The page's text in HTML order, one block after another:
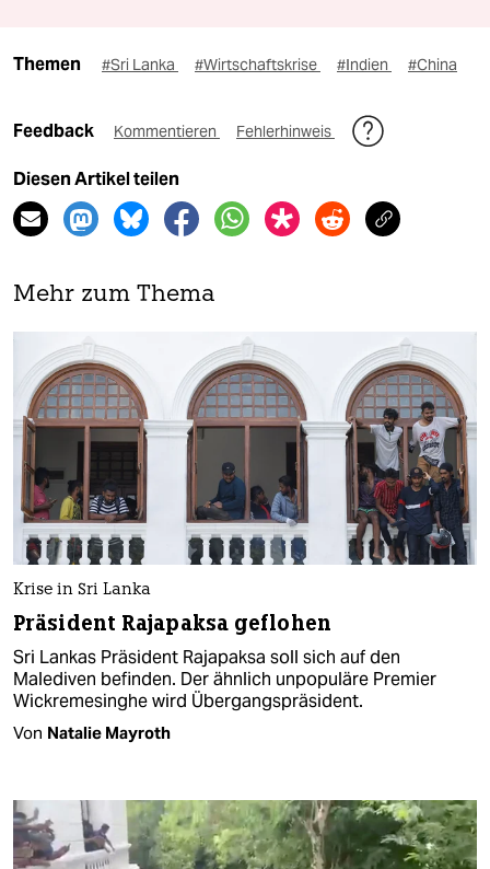
Themen #Sri Lanka #Wirtschaftskrise #Indien #China
Feedback Kommentieren Fehlerhinweis
Diesen Artikel teilen
Mehr zum Thema
Krise in Sri Lanka
Präsident Rajapaksa geflohen
Sri Lankas Präsident Rajapaksa soll sich auf den
Malediven befinden. Der ähnlich unpopuläre Premier
Wickremesinghe wird Übergangspräsident.
Von Natalie Mayroth